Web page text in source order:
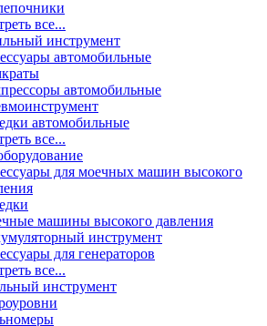
все...
инструмент
автомобильные
автомобильные
автомобильные
все...
для моечных машин высокого
машины высокого давления
инструмент
для генераторов
все...
инструмент